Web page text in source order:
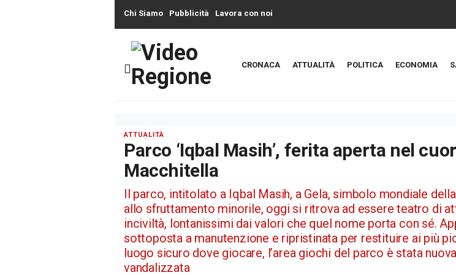
Chi Siamo Pubblicità Lavora con noi
CRONACA ATTUALITÀ POLITICA ECONOMIA
ATTUALITÀ
Parco ‘Iqbal Masih’, ferita aperta nel
Macchitella
Il parco, intitolato a Iqbal Masih, a Gela, simbolo mondiale
allo sfruttamento minorile, oggi si ritrova ad essere teatro di
inciviltà, lontanissimi dai valori che quel nome porta con sé.
sottoposta a manutenzione e ripristinata per restituire ai più
luogo sicuro dove giocare, l’area giochi del parco è stata
vandalizzata